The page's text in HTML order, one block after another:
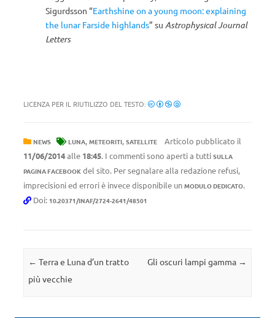
Sigurdsson “Earthshine on a young moon: explaining
the lunar Farside highlands” su Astrophysical Journal
Letters
LICENZA PER IL RIUTILIZZO DEL TESTO:
NEWS LUNA, METEORITI, SATELLITE
Articolo pubblicato il
11/06/2014alle 18:45. I commenti sono aperti a tutti SULLA
PAGINA FACEBOOK del sito. Per segnalare alla redazione refusi,
imprecisioni ed errori è invece disponibile un MODULO DEDICATO.
Doi: 10.20371/INAF/2724-2641/48501
Navigazione articolo
← Terra e Luna d’un tratto
più vecchie
Gli oscuri lampi gamma →